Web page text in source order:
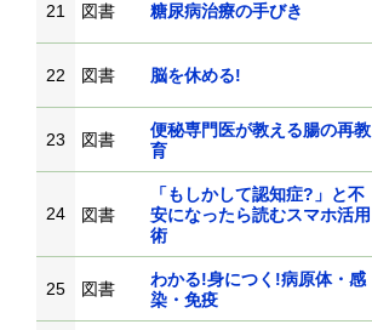
21 図書 糖尿病治療の手びき
22 図書 脳を休める!
23 図書
便秘専門医が教える腸の再教
育
24 図書
「もしかして認知症?」と不
安になったら読むスマホ活用
術
25 図書
わかる!身につく!病原体・感
染・免疫